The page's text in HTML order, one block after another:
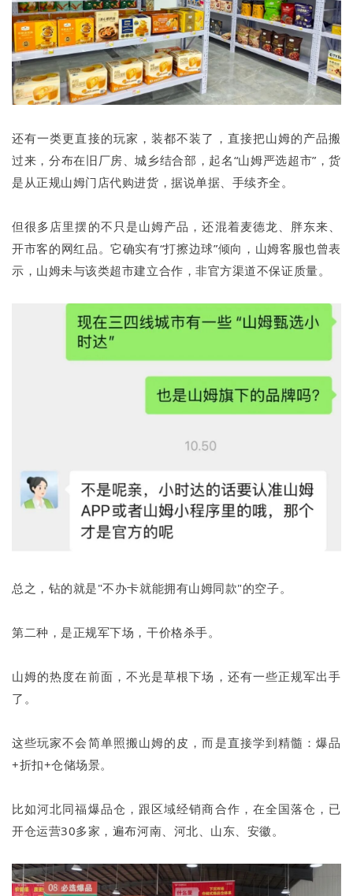
还有一类更直接的玩家，装都不装了，直接把山姆的产品搬
过来，分布在旧厂房、城乡结合部，起名“山姆严选超市”，货
是从正规山姆门店代购进货，据说单据、手续齐全。
但很多店里摆的不只是山姆产品，还混着麦德龙、胖东来、
开市客的网红品。它确实有“打擦边球”倾向，山姆客服也曾表
示，山姆未与该类超市建立合作，非官方渠道不保证质量。
总之，钻的就是"不办卡就能拥有山姆同款"的空子。
第二种，是正规军下场，干价格杀手。
山姆的热度在前面，不光是草根下场，还有一些正规军出手
了。
这些玩家不会简单照搬山姆的皮，而是直接学到精髓：爆品
+折扣+仓储场景。
比如河北同福爆品仓，跟区域经销商合作，在全国落仓，已
开仓运营30多家，遍布河南、河北、山东、安徽。